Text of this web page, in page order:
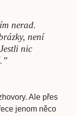
nerad.
není
nic
Ale přes
jenom něco